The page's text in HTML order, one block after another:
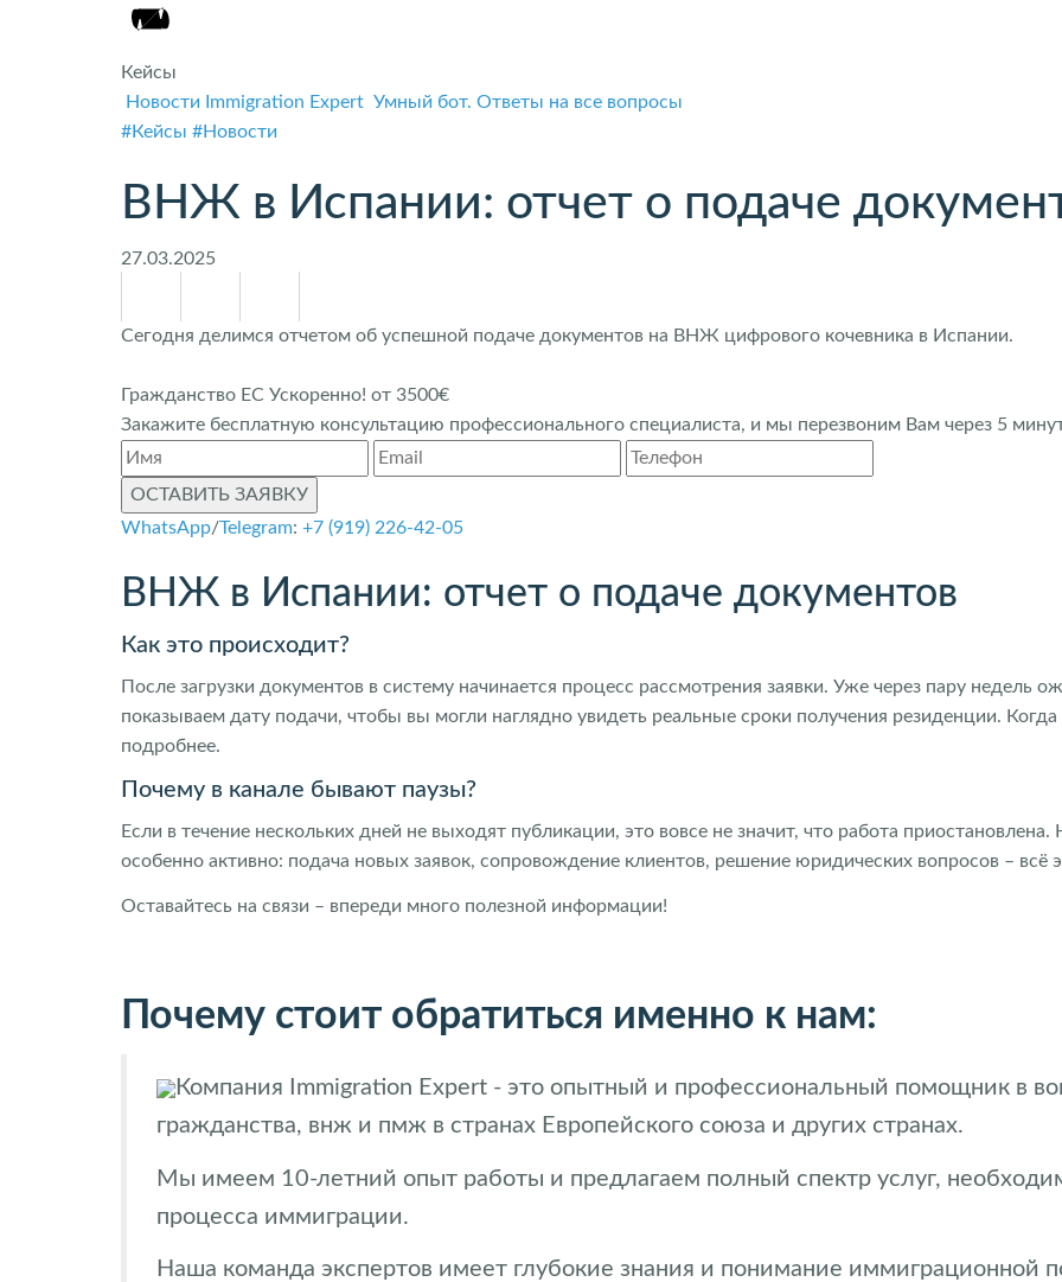
Кейсы
Новости Immigration Expert Умный бот. Ответы на все вопросы
#Кейсы #Новости
ВНЖ в Испании: отчет о подаче
27.03.2025
Сегодня делимся отчетом об успешной подаче документов на ВНЖ цифрового кочевника в Испании.
Гражданство ЕС Ускоренно! от 3500€
Закажите бесплатную консультацию профессионального специалиста, и мы перезвоним Вам через 5
ОСТАВИТЬ ЗАЯВКУ
WhatsApp/Telegram: +7 (919) 226-42-05
ВНЖ в Испании: отчет о подаче документов
Как это происходит?
После загрузки документов в систему начинается процесс рассмотрения заявки. Уже через пару недель
показываем дату подачи, чтобы вы могли наглядно увидеть реальные сроки получения резиденции.
подробнее.
Почему в канале бывают паузы?
Если в течение нескольких дней не выходят публикации, это вовсе не значит, что работа
особенно активно: подача новых заявок, сопровождение клиентов, решение юридических вопросов – всё
Оставайтесь на связи – впереди много полезной информации!
Почему стоит обратиться именно к нам:
Компания Immigration Expert - это опытный и профессиональный помощник в
гражданства, внж и пмж в странах Европейского союза и других странах.
Мы имеем 10-летний опыт работы и предлагаем полный спектр услуг,
процесса иммиграции.
Наша команда экспертов имеет глубокие знания и понимание иммиграционной